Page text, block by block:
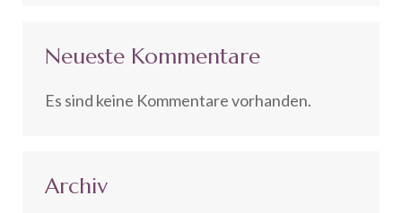
Neueste Kommentare
Es sind keine Kommentare vorhanden.
Archiv